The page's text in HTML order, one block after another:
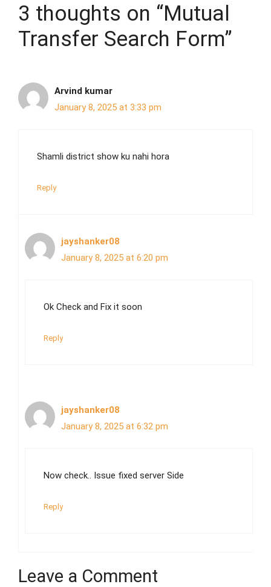
3 thoughts on “Mutual
Transfer Search Form”
Arvind kumar
January 8, 2025 at 3:33 pm
Shamli district show ku nahi hora
Reply
jayshanker08
January 8, 2025 at 6:20 pm
Ok Check and Fix it soon
Reply
jayshanker08
January 8, 2025 at 6:32 pm
Now check.. Issue fixed server Side
Reply
Leave a Comment